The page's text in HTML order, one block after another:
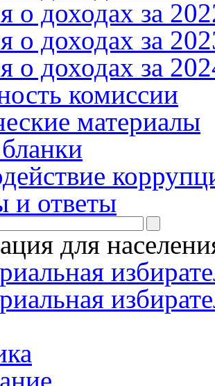
о доходах за
о доходах за
о доходах за
комиссии
материалы
и ответы
для